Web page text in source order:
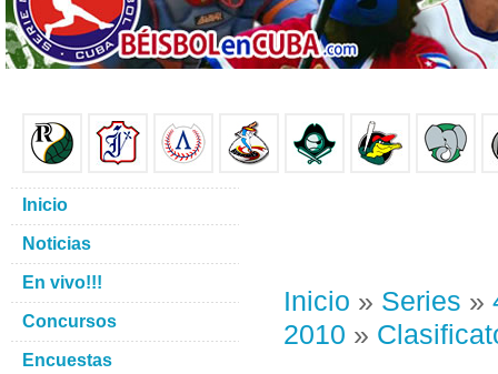
Inicio » Series »
2010 »
Inicio
Noticias
En vivo!!!
Concursos
Encuestas